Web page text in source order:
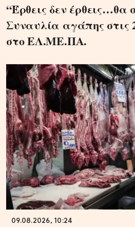
“Έρθεις δεν
Συναυλία αγάπης στις
στο ΕΛ.ΜΕ.ΠΑ.
09.08.2026, 10:24